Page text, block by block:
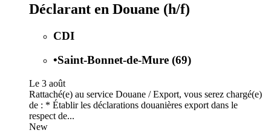
Déclarant en Douane (h/f)
CDI
•Saint-Bonnet-de-Mure (69)
Le 3 août
Rattaché(e) au service Douane / Export, vous serez chargé(e)
de : * Établir les déclarations douanières export dans le
respect de...
New